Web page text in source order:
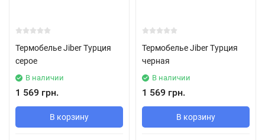
Термобелье Jiber Турция
серое
В наличии
1 569 грн.
В корзину
Термобелье Jiber Турция
черная
В наличии
1 569 грн.
В корзину